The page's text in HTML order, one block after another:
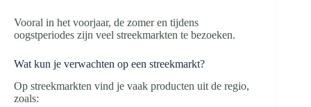
Vooral in het voorjaar, de zomer en tijdens
oogstperiodes zijn veel streekmarkten te bezoeken.
Wat kun je verwachten op een streekmarkt?
Op streekmarkten vind je vaak producten uit de regio,
zoals: